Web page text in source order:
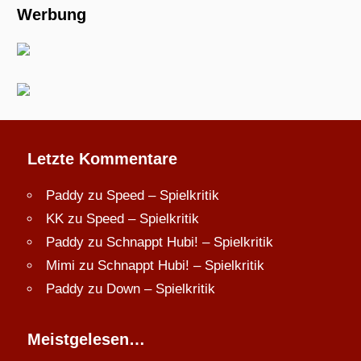
Werbung
Letzte Kommentare
Paddy zu Speed – Spielkritik
KK zu Speed – Spielkritik
Paddy zu Schnappt Hubi! – Spielkritik
Mimi zu Schnappt Hubi! – Spielkritik
Paddy zu Down – Spielkritik
Meistgelesen…